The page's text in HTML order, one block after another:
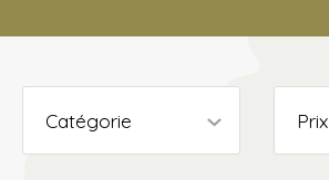
Catégorie Prix